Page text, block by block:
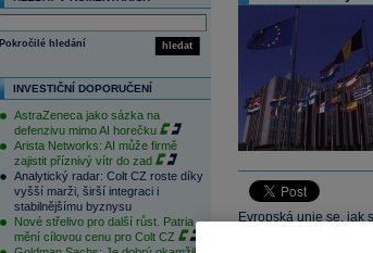
hledat
Pokročilé hledání
INVESTIČNÍ DOPORUČENÍ
AstraZeneca jako sázka na
defenzivu mimo AI horečku
Arista Networks: AI může firmě
zajistit příznivý vítr do zad
Analytický radar: Colt CZ roste díky
vyšší marži, širší integraci i
stabilnějšímu byznysu
Nové střelivo pro další růst. Patria
mění cílovou cenu pro Colt CZ
Evropská unie se, jak